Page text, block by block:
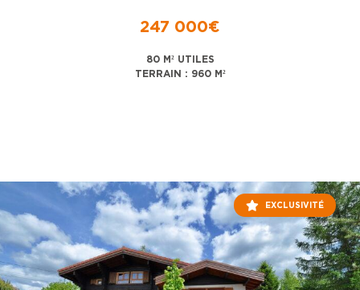
247 000€
80 M² UTILES
TERRAIN : 960 M²
EXCLUSIVITÉ